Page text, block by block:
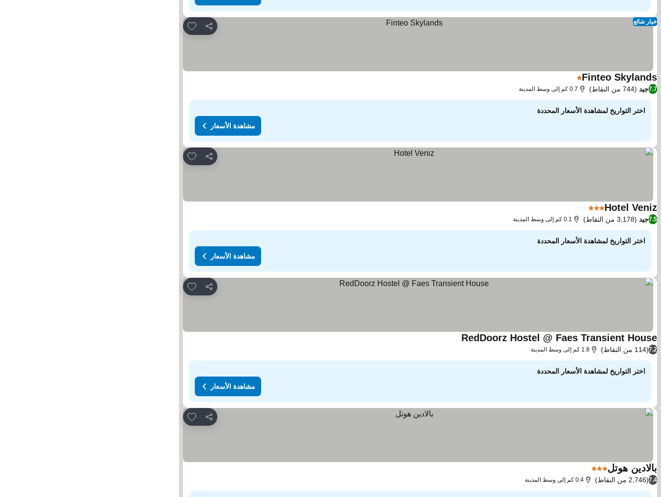
مشاركة
Add to favorites خيار شائع
Finteo Skylands1 عدد النجوم
7.7جيد (744 من النقاط) 0.7 كم إلى وسط المدينة
اختر التواريخ لمشاهدة الأسعار المحددة
مشاهدة الأسعار
مشاركة
Add to favorites
Hotel Veniz3 عدد النجوم
7.5جيد (3,178 من النقاط) 0.1 كم إلى وسط المدينة
اختر التواريخ لمشاهدة الأسعار المحددة
مشاهدة الأسعار
مشاركة
Add to favorites
RedDoorz Hostel @ Faes Transient House
7.2(114 من النقاط) 1.8 كم إلى وسط المدينة
اختر التواريخ لمشاهدة الأسعار المحددة
مشاهدة الأسعار
مشاركة
Add to favorites
بالادين هوتل3 عدد النجوم
7.4(2,746 من النقاط) 0.4 كم إلى وسط المدينة